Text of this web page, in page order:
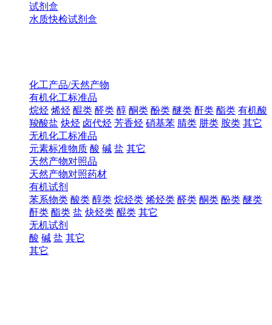
试剂盒
水质快检试剂盒
化工产品/天然产物
有机化工标准品
烷烃 烯烃 醌类 醛类 醇 酮类 酚类 醚类 酐类 酯类 有机酸
羧酸盐 炔烃 卤代烃 芳香烃 硝基苯 腈类 肼类 胺类 其它
无机化工标准品
元素标准物质 酸 碱 盐 其它
天然产物对照品
天然产物对照药材
有机试剂
苯系物类 酸类 醇类 烷烃类 烯烃类 醛类 酮类 酚类 醚类
酐类 酯类 盐 炔烃类 醌类 其它
无机试剂
酸 碱 盐 其它
其它